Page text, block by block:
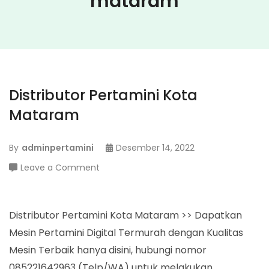
Distributor Pertamini Kota
Mataram
By adminpertamini
Desember 14, 2022
Leave a Comment
Kota
Mataram
Distributor Pertamini Kota Mataram >> Dapatkan
Mesin Pertamini Digital Termurah dengan Kualitas
Mesin Terbaik hanya disini, hubungi nomor